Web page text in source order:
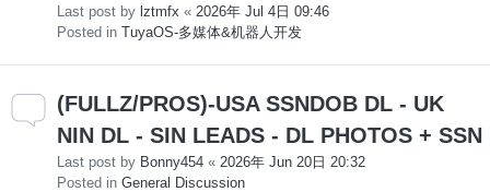
Last post by lztmfx « 2026年 Jul 4日 09:46
Posted in TuyaOS-多媒体&机器人开发
(FULLZ/PROS)-USA SSNDOB DL - UK
NIN DL - SIN LEADS - DL PHOTOS + SSN
Last post by Bonny454 « 2026年 Jun 20日 20:32
Posted in General Discussion